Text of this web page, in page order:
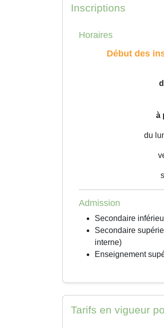
Inscriptions
Horaires
Début des
à
du
Admission
Secondaire
Secondaire
interne)
Enseignement
Tarifs en vigueur